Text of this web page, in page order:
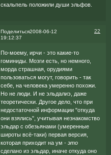
скальпель положили души эльфов.
Поделиться 22
2008-06-12
19:12:37
По-моему, ирчи - это какие-то
гоминиды. Мозги есть, но немного,
морда страшная, орудиями
пользоваться могут, говорить - так
себе, на человека умеренно похожи.
Но не люди. И не эльдалиэ, даже
теоретически. Другое дело, что при
недостаточной информации "откуда
они взялись", учитывая незнакомство
эльдар с обезьянами (умеренные
широты всё-таки) первая версия,
которая приходит на ум - это
сделано из эльдар, иначе откуда оно